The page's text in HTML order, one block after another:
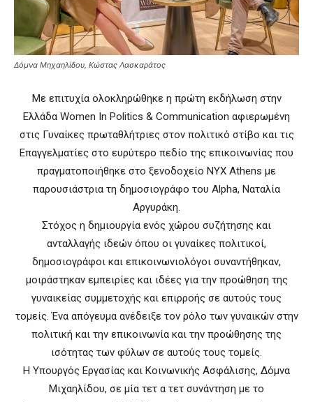
Δόμνα Μηχαηλίδου, Κώστας Λασκαράτος
Με επιτυχία ολοκληρώθηκε η πρώτη εκδήλωση στην
Ελλάδα Women In Politics & Communication αφιερωμένη
στις Γυναίκες πρωταθλήτριες στον πολιτικό στίβο και τις
Επαγγελματίες στο ευρύτερο πεδίο της επικοινωνίας που
πραγματοποιήθηκε στο ξενοδοχείο NYX Athens με
παρουσιάστρια τη δημοσιογράφο του Alpha, Ναταλία
Αργυράκη.
Στόχος η δημιουργία ενός χώρου συζήτησης και
ανταλλαγής ιδεών όπου οι γυναίκες πολιτικοί,
δημοσιογράφοι και επικοινωνιολόγοι συναντήθηκαν,
μοιράστηκαν εμπειρίες και ιδέες για την προώθηση της
γυναικείας συμμετοχής και επιρροής σε αυτούς τους
τομείς. Ένα απόγευμα ανέδειξε τον ρόλο των γυναικών στην
πολιτική και την επικοινωνία και την προώθησης της
ισότητας των φύλων σε αυτούς τους τομείς.
Η Υπουργός Εργασίας και Κοινωνικής Ασφάλισης, Δόμνα
Μιχαηλίδου, σε μία τετ α τετ συνάντηση με το